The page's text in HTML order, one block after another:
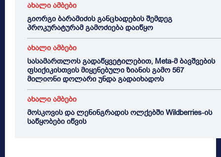
ახალი ამბები
გიორგი ბარამიძის განცხადების შემდეგ
პროკურატურამ გამოძიება დაიწყო
ახალი ამბები
სასამართლოს გადაწყვეტილებით, Meta-მ ბავშვების
ფსიქიკისთვის მიყენებული ზიანის გამო 567
მილიონი დოლარი უნდა გადაიხადოს
ახალი ამბები
მოსკოვის და ლენინგრადის ოლქებში Wildberries-ის
საწყობები იწვის